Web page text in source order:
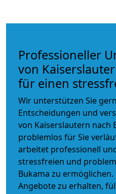
Professioneller
von
für einen
Wir unterstützen Sie
Entscheidungen und
von Kaiserslautern nach
problemlos für Sie
arbeitet professionell
stressfreien und
Bukama zu
Angebote zu erhalten,